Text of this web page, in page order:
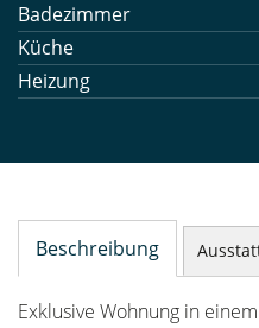
Badezimmer
Küche
Heizung
Beschreibung
Exklusive Wohnung in